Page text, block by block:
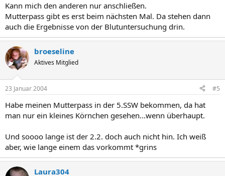
Kann mich den anderen nur anschließen.
Mutterpass gibt es erst beim nächsten Mal. Da stehen dann
auch die Ergebnisse von der Blutuntersuchung drin.
broeseline
Aktives Mitglied
23 Januar 2004 #5
Habe meinen Mutterpass in der 5.SSW bekommen, da hat
man nur ein kleines Körnchen gesehen...wenn überhaupt.
Und soooo lange ist der 2.2. doch auch nicht hin. Ich weiß
aber, wie lange einem das vorkommt *grins
Laura304